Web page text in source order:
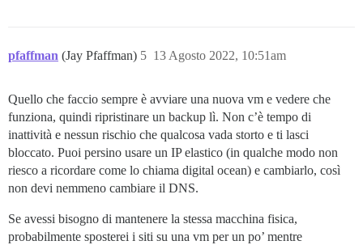
pfaffman (Jay Pfaffman) 13 Agosto 2022, 10:51am
5
Quello che faccio sempre è avviare una nuova vm e vedere che
funziona, quindi ripristinare un backup lì. Non c’è tempo di
inattività e nessun rischio che qualcosa vada storto e ti lasci
bloccato. Puoi persino usare un IP elastico (in qualche modo non
riesco a ricordare come lo chiama digital ocean) e cambiarlo, così
non devi nemmeno cambiare il DNS.
Se avessi bisogno di mantenere la stessa macchina fisica,
probabilmente sposterei i siti su una vm per un po’ mentre